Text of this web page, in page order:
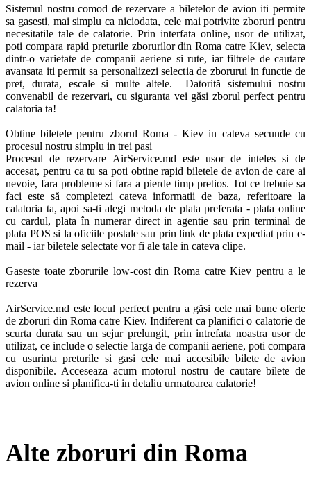
Sistemul nostru comod de rezervare a biletelor de avion iti permite
sa gasesti, mai simplu ca niciodata, cele mai potrivite zboruri pentru
necesitatile tale de calatorie. Prin interfata online, usor de utilizat,
poti compara rapid preturile zborurilor din Roma catre Kiev, selecta
dintr-o varietate de companii aeriene si rute, iar filtrele de cautare
avansata iti permit sa personalizezi selectia de zborurui in functie de
pret, durata, escale si multe altele.  Datorită sistemului nostru
convenabil de rezervari, cu siguranta vei găsi zborul perfect pentru
calatoria ta!
Obtine biletele pentru zborul Roma - Kiev in cateva secunde cu
procesul nostru simplu in trei pasi
Procesul de rezervare AirService.md este usor de inteles si de
accesat, pentru ca tu sa poti obtine rapid biletele de avion de care ai
nevoie, fara probleme si fara a pierde timp pretios. Tot ce trebuie sa
faci este să completezi cateva informatii de baza, referitoare la
calatoria ta, apoi sa-ti alegi metoda de plata preferata - plata online
cu cardul, plata în numerar direct in agentie sau prin terminal de
plata POS si la oficiile postale sau prin link de plata expediat prin e-
mail - iar biletele selectate vor fi ale tale in cateva clipe.
Gaseste toate zborurile low-cost din Roma catre Kiev pentru a le
rezerva
AirService.md este locul perfect pentru a găsi cele mai bune oferte
de zboruri din Roma catre Kiev. Indiferent ca planifici o calatorie de
scurta durata sau un sejur prelungit, prin intrefata noastra usor de
utilizat, ce include o selectie larga de companii aeriene, poti compara
cu usurinta preturile si gasi cele mai accesibile bilete de avion
disponibile. Acceseaza acum motorul nostru de cautare bilete de
avion online si planifica-ti in detaliu urmatoarea calatorie!
Alte zboruri din Roma